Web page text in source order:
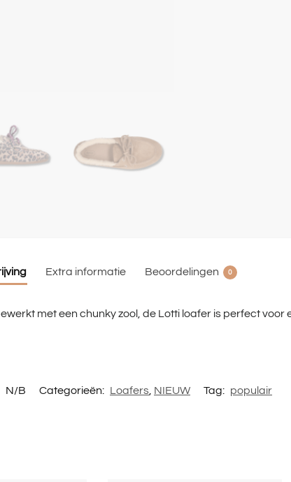
Extra informatie Beoordelingen 0
met een chunky zool, de Lotti loafer is perfect voor
N/B Categorieën: Loafers NIEUW Tag: populair